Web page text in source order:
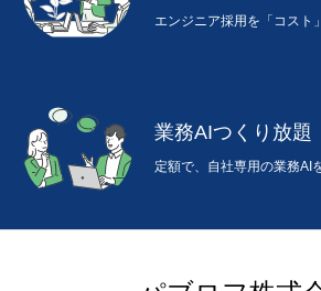
エンジニア採用を「コスト
業務AIつくり放題
定額で、自社専用の業務AI